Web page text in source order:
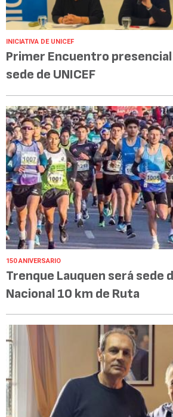
INICIATIVA DE UNICEF
Primer Encuentro presencial
sede de UNICEF
150 ANIVERSARIO
Trenque Lauquen será sede
Nacional 10 km de Ruta